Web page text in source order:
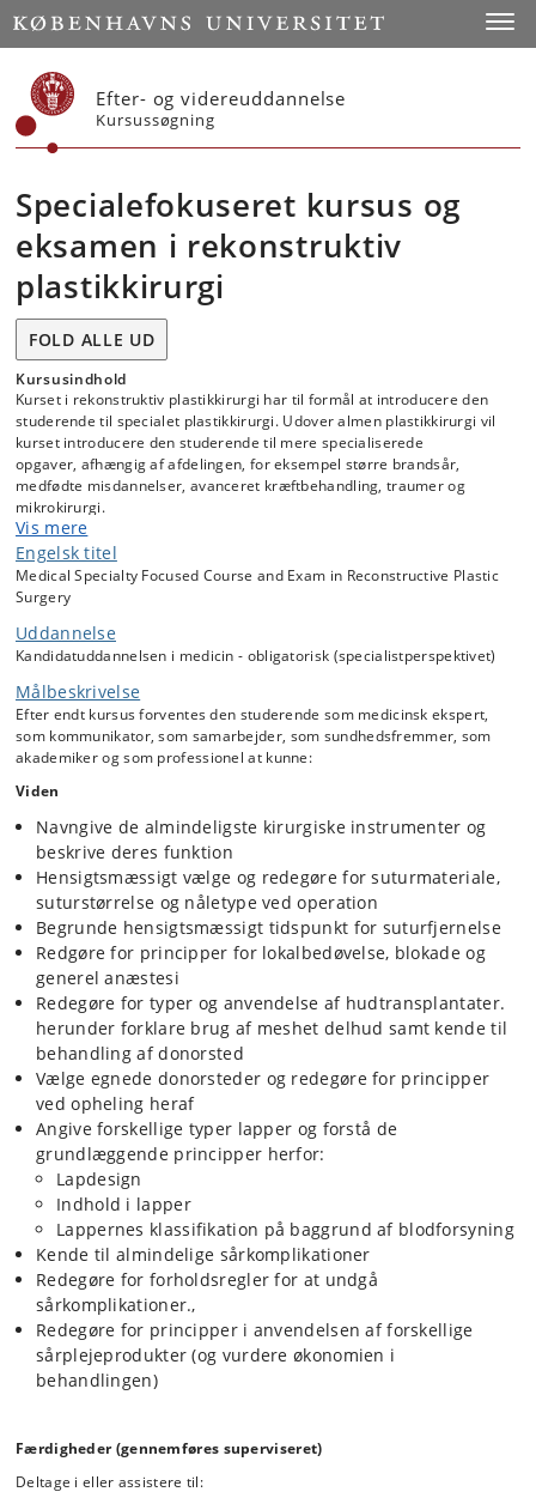
Start
Efter- og videreuddannelse
Kursussøgning
Specialefokuseret kursus og
eksamen i rekonstruktiv
plastikkirurgi
FOLD ALLE UD
Kursusindhold
Kurset i rekonstruktiv plastikkirurgi har til formål at introducere den
studerende til specialet plastikkirurgi. Udover almen plastikkirurgi vil
kurset introducere den studerende til mere specialiserede
opgaver, afhængig af afdelingen, for eksempel større brandsår,
medfødte misdannelser, avanceret kræftbehandling, traumer og
mikrokirurgi.
Den studerende vil opnå praktiske og teoretiske færdigheder indenfor
plastikkirurgi via øvelser, undervisning, mesterlæreprincippet og
selvstudier. Den studerende forventes i løbet af kurset, under
supervision, at kunne varetage begrænsede opgaver på
reservelægeniveau.
Ved stuegang forventes det, at den studerende har forberedt sig og
læser op på relevante patienter. På operationsstuen forventes det, at
den studerende har læst op på patientens sygehistorie og indgrebet,
samt at han/hun i løbet af kurset vil kunne yde kompetent assistance
og, under supervision, udføre mindre operative opgaver efter
plastikkirurgiske principper.
Kurset vil, udover viden og kunnen indenfor det plastikkirurgiske
speciale, være med til at ruste den studerende til et arbejde som læge
på en hospitalsafdeling.
Kurset vil stille store krav til den studerende, men vil til gengæld være
en unik mulighed for at få et stort læringsudbytte både teoretisk og
praktisk
Vis mere
Engelsk titel
Medical Specialty Focused Course and Exam in Reconstructive Plastic
Surgery
Uddannelse
Kandidatuddannelsen i medicin - obligatorisk (specialistperspektivet)
Målbeskrivelse
Efter endt kursus forventes den studerende som medicinsk ekspert,
som kommunikator, som samarbejder, som sundhedsfremmer, som
akademiker og som professionel at kunne:
Viden
Navngive de almindeligste kirurgiske instrumenter og
beskrive deres funktion
Hensigtsmæssigt vælge og redegøre for suturmateriale,
suturstørrelse og nåletype ved operation
Begrunde hensigtsmæssigt tidspunkt for suturfjernelse
Redgøre for principper for lokalbedøvelse, blokade og
generel anæstesi
Redegøre for typer og anvendelse af hudtransplantater.
herunder forklare brug af meshet delhud samt kende til
behandling af donorsted
Vælge egnede donorsteder og redegøre for principper
ved opheling heraf
Angive forskellige typer lapper og forstå de
grundlæggende principper herfor:
Lapdesign
Indhold i lapper
Lappernes klassifikation på baggrund af blodforsyning
Kende til almindelige sårkomplikationer
Redegøre for forholdsregler for at undgå
sårkomplikationer.,
Redegøre for principper i anvendelsen af forskellige
sårplejeprodukter (og vurdere økonomien i
behandlingen)
Færdigheder (gennemføres superviseret)
Deltage i eller assistere til: